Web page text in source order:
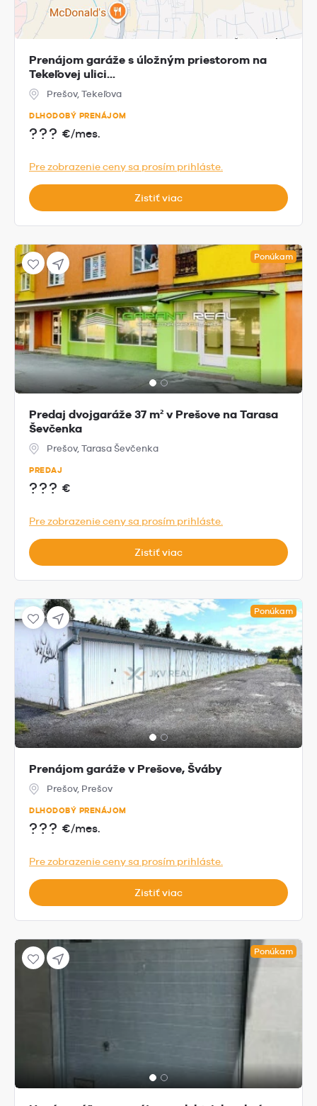
Prenájom garáže s úložným priestorom na
Tekeľovej ulici...
Prešov, Tekeľova
DLHODOBÝ PRENÁJOM
??? €/mes.
Pre zobrazenie ceny sa prosím prihláste.
Zistiť viac
Ponúkam
Predaj dvojgaráže 37 m² v Prešove na Tarasa
Ševčenka
Prešov, Tarasa Ševčenka
PREDAJ
??? €
Pre zobrazenie ceny sa prosím prihláste.
Zistiť viac
Ponúkam
Prenájom garáže v Prešove, Šváby
Prešov, Prešov
DLHODOBÝ PRENÁJOM
??? €/mes.
Pre zobrazenie ceny sa prosím prihláste.
Zistiť viac
Ponúkam